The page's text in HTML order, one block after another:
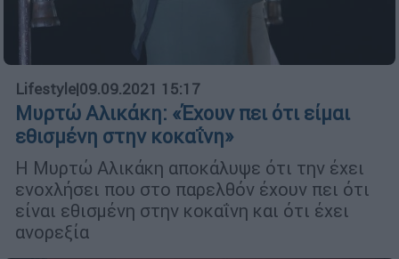
Lifestyle|09.09.2021 15:17
Μυρτώ Αλικάκη: «Έχουν πει ότι είμαι
εθισμένη στην κοκαΐνη»
Η Μυρτώ Αλικάκη αποκάλυψε ότι την έχει
ενοχλήσει που στο παρελθόν έχουν πει ότι
είναι εθισμένη στην κοκαΐνη και ότι έχει
ανορεξία